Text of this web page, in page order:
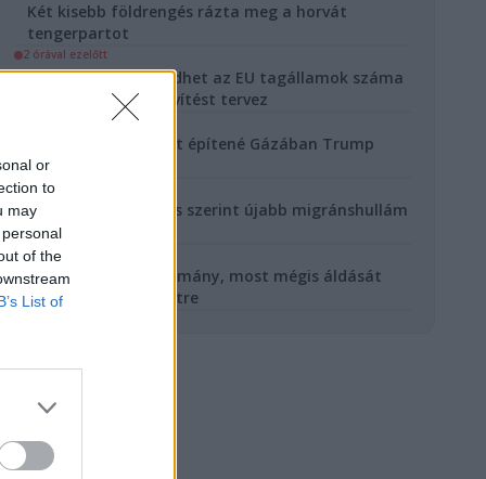
or
to
may
of the
List of
Két kisebb földrengés rázta meg a horvát
tengerpartot
2 órával ezelőtt
27-ről 29-re növekedhet az EU tagállamok száma
- Brüsszel páros bővítést tervez
Első katonai bázisát építené Gázában Trump
Béketanácsa
18 órával ezelőtt
A spanyol hírszerzés szerint újabb migránshullám
indulhat Ceuta felé
19 órával ezelőtt
Aggódott a brit kormány, most mégis áldását
adta a Warner-üzletre